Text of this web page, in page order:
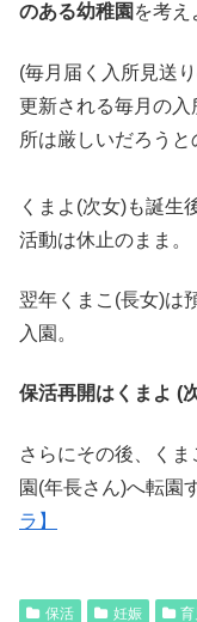
のある幼稚園 を考え
(毎月届く入所見送
更新される毎月の入
所は厳しいだろう
くまよ(次女)も誕生
活動は休止のまま。
翌年くまこ(長女)は
入園。
保活再開はくまよ (
さらにその後、く
園(年長さん)へ転園
ラ】
保活 妊娠 育